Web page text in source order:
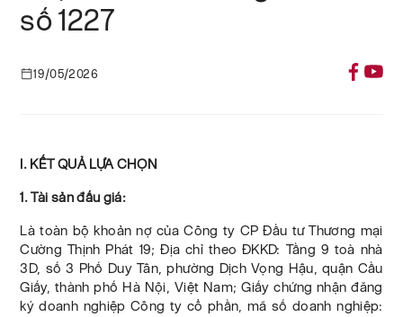
số 1227
19/05/2026
I. KẾT QUẢ LỰA CHỌN
1. Tài sản đấu giá:
Là toàn bộ khoản nợ của Công ty CP Đầu tư Thương mại
Cường Thịnh Phát 19; Địa chỉ theo ĐKKD: Tầng 9 toà nhà
3D, số 3 Phố Duy Tân, phường Dịch Vọng Hậu, quận Cầu
Giấy, thành phố Hà Nội, Việt Nam; Giấy chứng nhận đăng
ký doanh nghiệp Công ty cổ phần, mã số doanh nghiệp: